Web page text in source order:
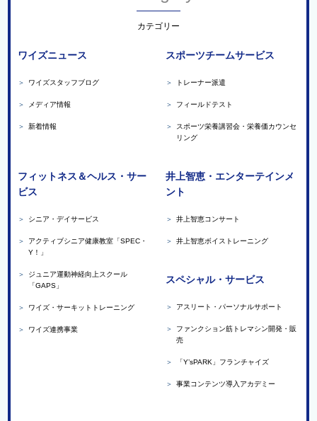
カテゴリー
ワイズニュース
＞ ワイズスタッフブログ
＞ メディア情報
＞ 新着情報
スポーツチームサービス
＞ トレーナー派遣
＞ フィールドテスト
＞
スポーツ栄養講習会・栄養価カウンセ
リング
フィットネス＆ヘルス・サー
ビス
＞ シニア・デイサービス
＞
アクティブシニア健康教室「SPEC・
Y！」
＞
ジュニア運動神経向上スクール
「GAPS」
＞ ワイズ・サーキットトレーニング
＞ ワイズ連携事業
井上智恵・エンターテインメ
ント
＞ 井上智恵コンサート
＞ 井上智恵ボイストレーニング
スペシャル・サービス
＞ アスリート・パーソナルサポート
＞
ファンクション筋トレマシン開発・販
売
＞ 「Y’sPARK」フランチャイズ
＞ 事業コンテンツ導入アカデミー